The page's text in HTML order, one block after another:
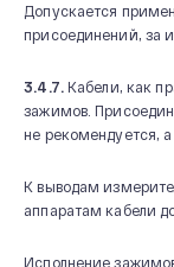
Допускается
присоединений, за
3.4.7.Кабели, как
зажимов.
не рекомендуется,
К выводам
аппаратам кабели
Исполнение